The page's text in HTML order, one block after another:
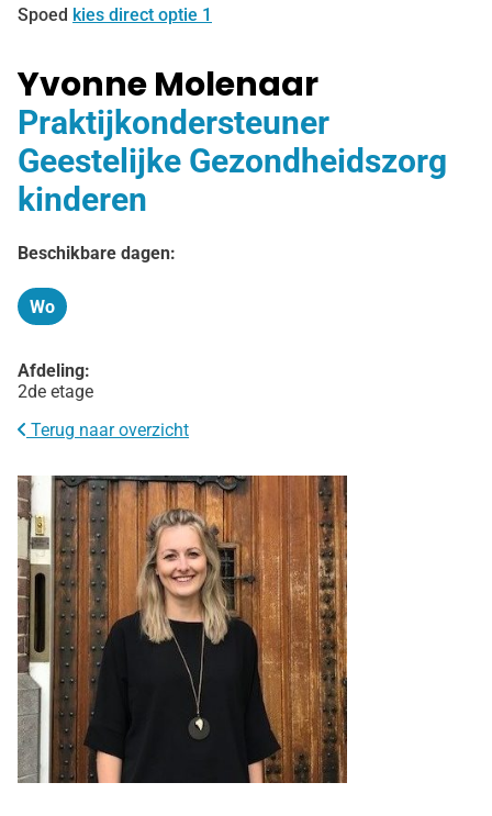
Spoed kies direct optie 1
Yvonne Molenaar
Praktijkondersteuner
Geestelijke Gezondheidszorg
kinderen
Beschikbare dagen:
Woensdag
Wo
Afdeling:
2de etage
Terug naar overzicht